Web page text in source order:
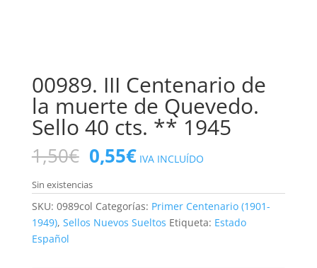
00989. III Centenario de
la muerte de Quevedo.
Sello 40 cts. ** 1945
1,50€ El
precio
original
era:
1,50€.
0,55€El
precio
actual
es:
0,55€.
IVA INCLUÍDO
Sin existencias
SKU: 0989col Categorías: Primer Centenario (1901-
1949), Sellos Nuevos Sueltos Etiqueta: Estado
Español